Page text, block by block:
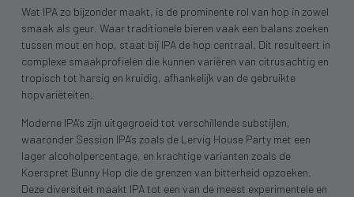
Wat IPA zo bijzonder maakt, is de prominente rol van hop in zowel
smaak als geur. Waar traditionele bieren vaak een balans zoeken
tussen mout en hop, staat bij IPA de hop centraal. Dit resulteert in
complexe smaakprofielen die kunnen variëren van citrusachtig en
tropisch tot harsig en kruidig, afhankelijk van de gebruikte
hopvariëteiten.
Moderne IPA’s zijn uitgegroeid tot verschillende substijlen,
waaronder Session IPA’s zoals de Lervig House Party met een
lager alcoholpercentage, en krachtige varianten zoals de
Koerspret Bunny Hop die de grenzen van bitterheid opzoeken.
Deze diversiteit maakt IPA tot een van de meest experimentele en